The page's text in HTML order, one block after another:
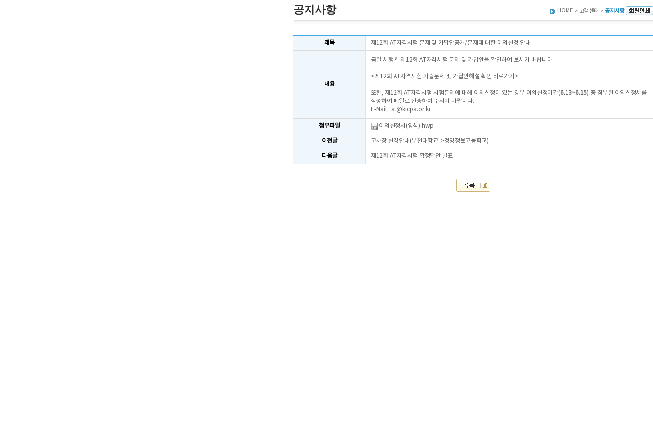
공지사항 HOME > 고객센터 > 공지사항
제목 제12회 AT자격시험 문제 및 가답안공개/문제에 대한 이의신청 안내
내용
금일 시행된 제12회 AT자격시험 문제 및 가답안을 확인하여 보시기 바랍니다.
<제12회 AT자격시험 기출문제 및 가답안해설 확인 바로가기>
또한, 제12회 AT자격시험 시험문제에 대해 이의신청이 있는 경우 이의신청기간(6.13~6.15) 중 첨부된 이의신청서를
작성하여 메일로 전송하여 주시기 바랍니다.
E-Mail : at@kicpa.or.kr
첨부파일 이의신청서(양식).hwp
이전글 고사장 변경안내(부천대학교->정명정보고등학교)
다음글 제12회 AT자격시험 확정답안 발표